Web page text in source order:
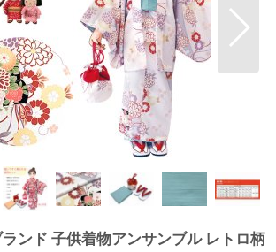
ンド 子供着物アンサンブル レトロ柄